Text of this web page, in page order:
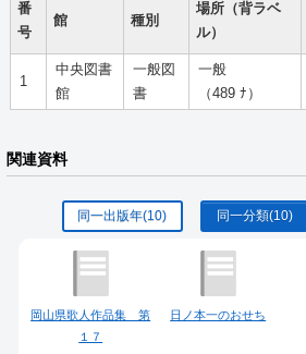
番
号
館 種別
場所（背ラベ
ル）
1
中央図書
館
一般図
書
一般
（489 ﾅ）
関連資料
同一出版年(10) 同一分類(10)
岡山県歌人作品集 第
１７
日ノ本一のおせち